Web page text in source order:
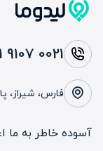
9107 0021
فارس، شیراز،
آسوده خاطر به ما